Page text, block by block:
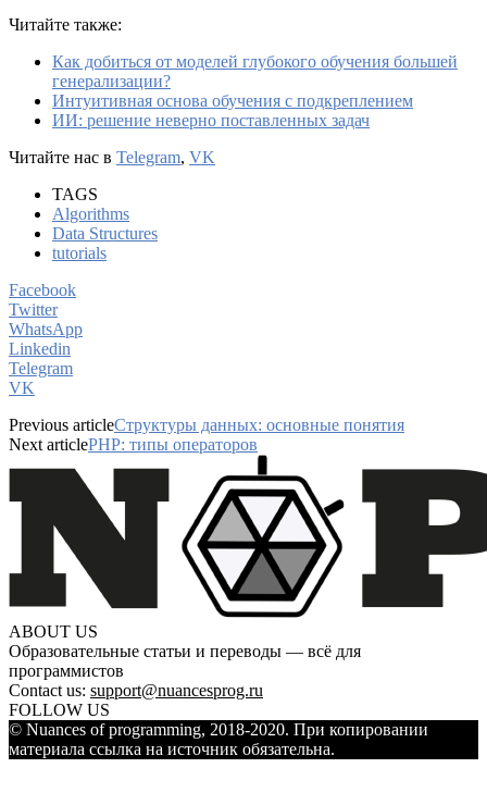
Читайте также:
Как добиться от моделей глубокого обучения большей
генерализации?
Интуитивная основа обучения с подкреплением
ИИ: решение неверно поставленных задач
Читайте нас в Telegram, VK
TAGS
Algorithms
Data Structures
tutorials
Facebook
Twitter
WhatsApp
Linkedin
Telegram
VK
Previous articleСтруктуры данных: основные понятия
Next articlePHP: типы операторов
ABOUT US
Образовательные статьи и переводы — всё для
программистов
Contact us: support@nuancesprog.ru
FOLLOW US
© Nuances of programming, 2018-2020. При копировании
материала ссылка на источник обязательна.